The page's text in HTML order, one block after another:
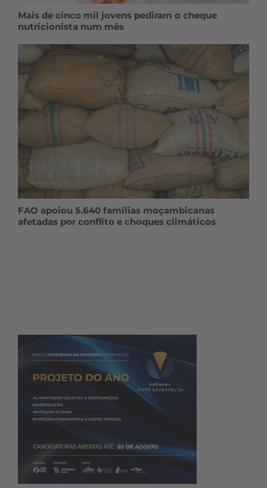
Mais de cinco mil jovens pediram o cheque
nutricionista num mês
FAO apoiou 5.640 famílias moçambicanas
afetadas por conflito e choques climáticos